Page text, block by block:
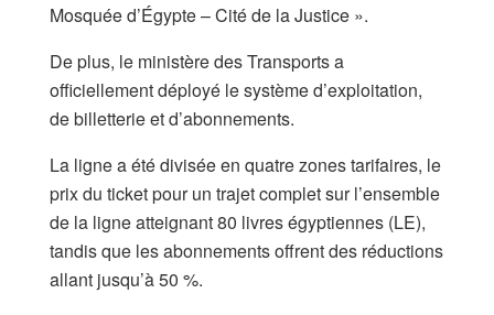
Mosquée d’Égypte – Cité de la Justice ».
​De plus, le ministère des Transports a
officiellement déployé le système d’exploitation,
de billetterie et d’abonnements.
La ligne a été divisée en quatre zones tarifaires, le
prix du ticket pour un trajet complet sur l’ensemble
de la ligne atteignant 80 livres égyptiennes (LE),
tandis que les abonnements offrent des réductions
allant jusqu’à 50 %.